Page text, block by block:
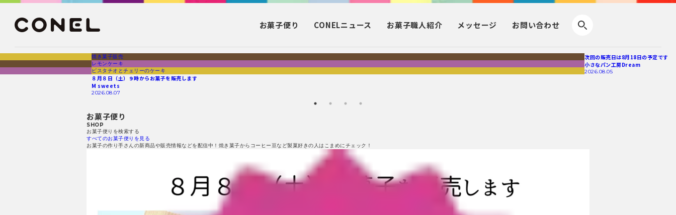
お菓子便り CONELニュース お菓子職人紹介 メッセージ お問い合わせ
焼き菓子販売
レモンケーキ
ピスタチオとチェリーのケーキ
８月８日（土）９時からお菓子を販売します
M sweets
2026.08.07
次回の販売日は8月18日の予定です
小さなパン工房Dream
2026.08.05
お菓子便り
SHOP
お菓子便りを検索する
すべてのお菓子便りを見る
お菓子の作り手さんの新商品や販売情報などを配信中！焼き菓子からコーヒー豆など製菓好きの人はこまめにチェック！